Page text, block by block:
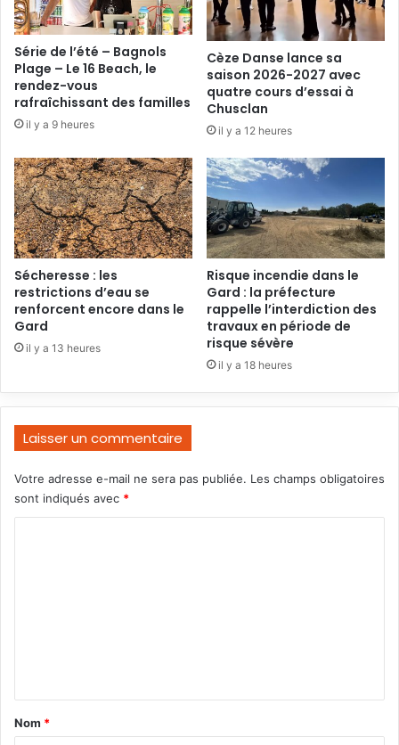
Série de l’été – Bagnols
Plage – Le 16 Beach, le
rendez-vous
rafraîchissant des familles
il y a 9 heures
Cèze Danse lance sa
saison 2026-2027 avec
quatre cours d’essai à
Chusclan
il y a 12 heures
Sécheresse : les
restrictions d’eau se
renforcent encore dans le
Gard
il y a 13 heures
Risque incendie dans le
Gard : la préfecture
rappelle l’interdiction des
travaux en période de
risque sévère
il y a 18 heures
Laisser un commentaire
Votre adresse e-mail ne sera pas publiée. Les champs obligatoires
sont indiqués avec *
a
Nom *